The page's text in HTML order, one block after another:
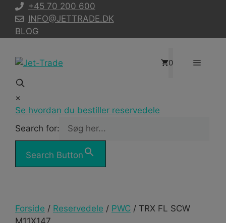
Hop
indhold
+45 70 200 600
INFO@JETTRADE.DK
BLOG
0 Menu
×
Se hvordan du bestiller reservedele
Search for:
Search Button
Forside / Reservedele / PWC / TRX FL SCW
M11X147